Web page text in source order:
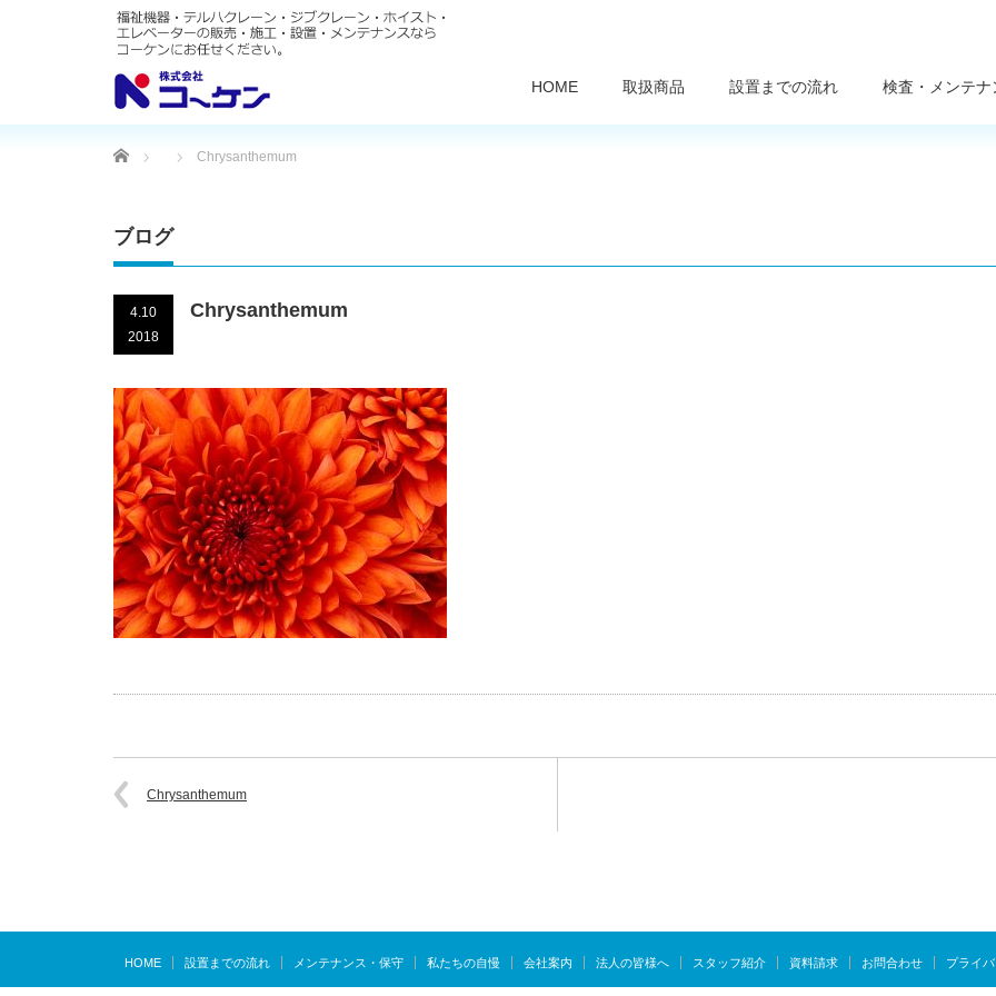
HOME 取扱商品 設置までの流れ 検査・メンテナ
Home Chrysanthemum
ブログ
4.10
2018
Chrysanthemum
Chrysanthemum
HOME 設置までの流れ メンテナンス・保守 私たちの自慢 会社案内 法人の皆様へ スタッフ紹介 資料請求 お問合わせ プライ